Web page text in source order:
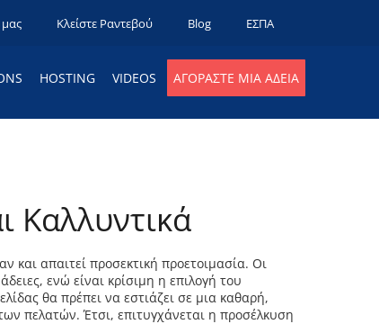
Κλείστε Ραντεβού Blog ΕΣΠΑ
HOSTING VIDEOS ΑΓΟΡΆΣΤΕ ΜΙΑ ΆΔΕΙΑ
Καλλυντικά
και απαιτεί προσεκτική προετοιμασία. Οι
ενώ είναι κρίσιμη η επιλογή του
θα πρέπει να εστιάζει σε μια καθαρή,
πελατών. Έτσι, επιτυγχάνεται η προσέλκυση